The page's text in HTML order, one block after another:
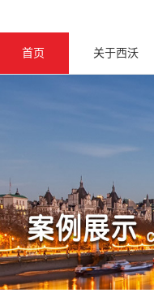
首页 关于西沃